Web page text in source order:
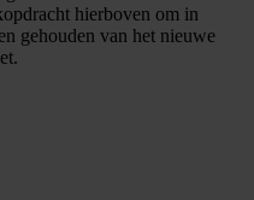
hierboven om in
gehouden van het nieuwe